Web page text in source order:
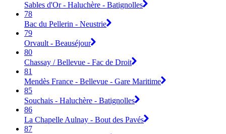
Sables d'Or - Haluchère - Batignolles
78
Bac du Pellerin - Neustrie
79
Orvault - Beauséjour
80
Chassay / Bellevue - Fac de Droit
81
Mendès France - Bellevue - Gare Maritime
85
Souchais - Haluchère - Batignolles
86
La Chapelle Aulnay - Bout des Pavés
87